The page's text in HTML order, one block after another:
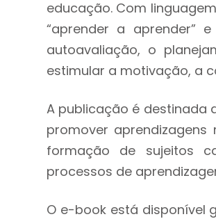
educação. Com
“aprender a aprender”
autoavaliação, o
estimular a motivação, a
A publicação é destinada
promover
formação de sujeitos
processos de
O e-book está disponível